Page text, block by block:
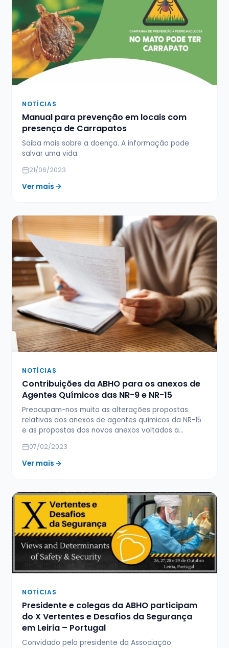
NOTÍCIAS
Manual para prevenção em locais com
presença de Carrapatos
Saiba mais sobre a doença. A informação pode
salvar uma vida.
21/06/2023
Ver mais
NOTÍCIAS
Contribuições da ABHO para os anexos de
Agentes Químicos das NR-9 e NR-15
Preocupam-nos muito as alterações propostas
relativas aos anexos de agentes químicos da NR-15
e as propostas dos novos anexos voltados a…
07/02/2023
Ver mais
NOTÍCIAS
Presidente e colegas da ABHO participam
do X Vertentes e Desafios da Segurança
em Leiria – Portugal
Convidado pelo presidente da Associação